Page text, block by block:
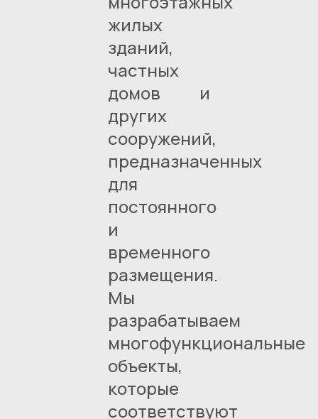
жилых
зданий,
частных
домов и
других
сооружений,
предназначенных
для
постоянного
и
временного
размещения.
Мы
разрабатываем
многофункциональные
объекты,
которые
соответствуют